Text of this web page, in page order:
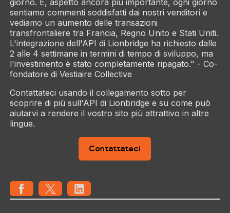
giorno. E, aspetto ancora più importante, ogni giorno
sentiamo commenti soddisfatti dai nostri venditori e
vediamo un aumento delle transazioni
transfrontaliere tra Francia, Regno Unito e Stati Uniti.
L'integrazione dell'API di Lionbridge ha richiesto dalle
2 alle 4 settimane in termini di tempo di sviluppo, ma
l'investimento è stato completamente ripagato." - Co-
fondatore di Vestiaire Collective
Contattateci usando il collegamento sotto per
scoprire di più sull'API di Lionbridge e su come può
aiutarvi a rendere il vostro sito più attrattivo in altre
lingue.
Contattateci